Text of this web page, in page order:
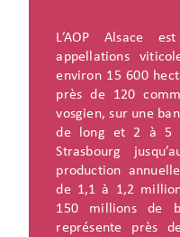
L’AOP Alsace
appellations
environ 15 600
près de 120
vosgien, sur une
de long et 2 à 5
Strasbourg
production
de 1,1 à 1,2
150 millions de
représente près